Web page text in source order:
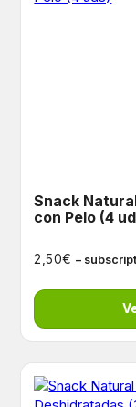
Snack
con Pelo (4
2,50€ –